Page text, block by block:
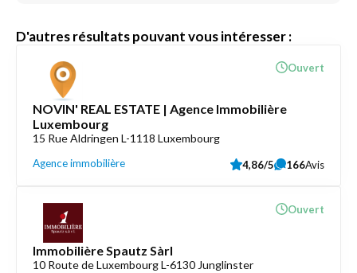
D'autres résultats pouvant vous intéresser :
NOVIN' REAL ESTATE | Agence Immobilière
Luxembourg
15 Rue Aldringen L-1118 Luxembourg
Agence immobilière
Ouvert
4,86/5 166Avis
Immobilière Spautz Sàrl
10 Route de Luxembourg L-6130 Junglinster
Ouvert